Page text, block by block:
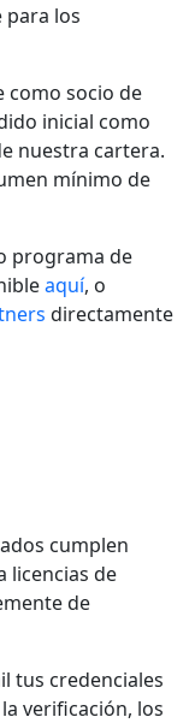
para los
como socio de
inicial como
nuestra cartera.
mínimo de
programa de
aquí, o
directamente
cumplen
licencias de
de
tus credenciales
verificación, los